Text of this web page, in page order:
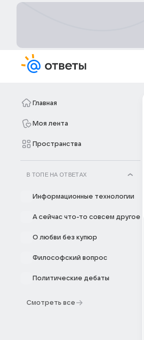
Главная
Моя лента
Пространства
В ТОПЕ НА ОТВЕТАХ
Информационные технологии
А сейчас что-то совсем другое
О любви без купюр
Философский вопрос
Политические дебаты
Смотреть все